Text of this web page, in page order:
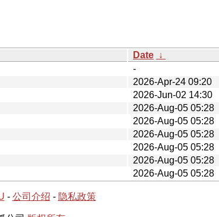
Date ↓
-
2026-Apr-24 09:20
2026-Jun-02 14:30
2026-Aug-05 05:28
2026-Aug-05 05:28
2026-Aug-05 05:28
2026-Aug-05 05:28
2026-Aug-05 05:28
2026-Aug-05 05:28
- 公司介绍 - 隐私政策